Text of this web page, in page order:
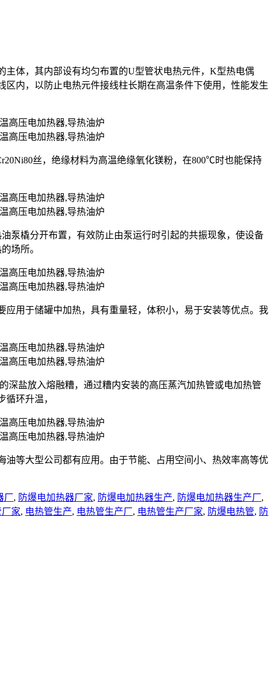
体，其内部设有均匀布置的U型管状电热元件，K型热电偶
内，以防止电热元件接线柱长期在高温条件下使用，性能发生
丝，绝缘材料为高温绝缘氧化镁粉，在800℃时也能保持
泵橇分开布置，有效防止由泵运行时引起的共振现象，使设备
场所。
用于储罐中加热，具有重量轻，体积小，易于安装等优点。我
盐放入熔融糟，通过糟内安装的高压蒸汽加热管或电加热管
环升温，
等大型公司都有应用。由于节能、占用空间小、热效率高等优
厂, 防爆电加热器厂家, 防爆电加热器生产, 防爆电加热器生产厂,
厂家, 电热管生产, 电热管生产厂, 电热管生产厂家, 防爆电热管, 防